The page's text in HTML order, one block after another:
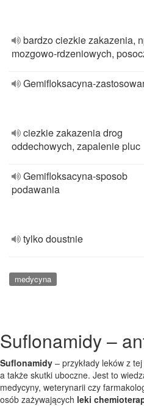
bardzo ciezkie zakazenia,
mozgowo-rdzeniowych,
Gemifloksacyna-
ciezkie zakazenia drog
oddechowych, zapalenie pluc
Gemifloksacyna-sposob
podawania
tylko doustnie
medycyna
Suflonamidy –
Suflonamidy – przykłady leków z
a także skutki uboczne. Jest to
medycyny, weterynarii czy
osób zażywających leki